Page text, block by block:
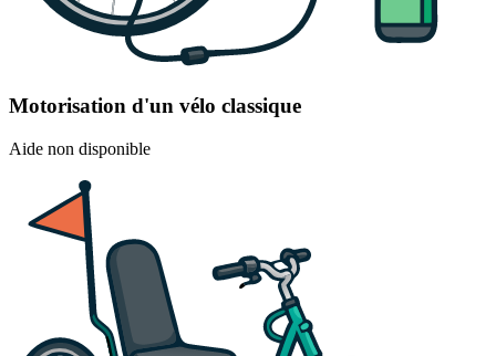
Motorisation d'un vélo classique
Aide non disponible